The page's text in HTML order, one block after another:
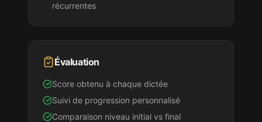
récurrentes
Évaluation
Score obtenu à chaque dictée
Suivi de progression personnalisé
Comparaison niveau initial vs final